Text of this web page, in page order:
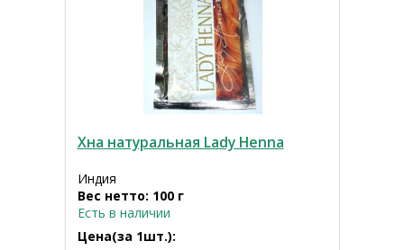
Хна натуральная Lady Henna
Индия
Вес нетто: 100 г
Есть в наличии
Цена(за 1шт.):